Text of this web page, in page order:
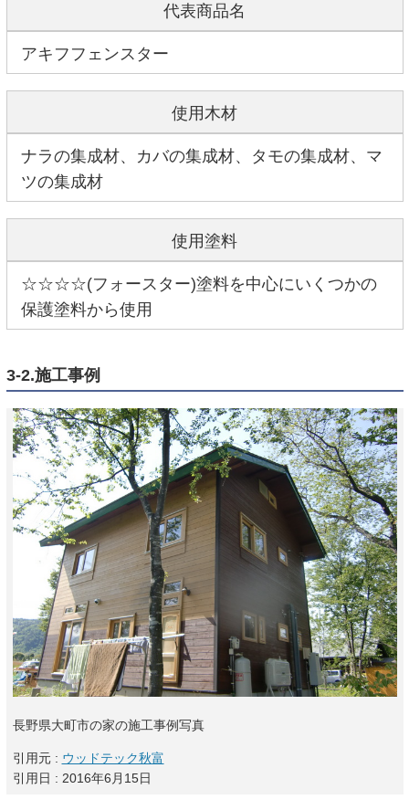
代表商品名
アキフフェンスター
使用木材
ナラの集成材、カバの集成材、タモの集成材、マ
ツの集成材
使用塗料
☆☆☆☆(フォースター)塗料を中心にいくつかの
保護塗料から使用
3-2.施工事例
長野県大町市の家の施工事例写真
引用元 : ウッドテック秋富
引用日 : 2016年6月15日